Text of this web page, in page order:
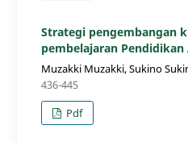
Strategi pengembangan
pembelajaran Pendidikan
Muzakki Muzakki, Sukino
436-445
Pdf